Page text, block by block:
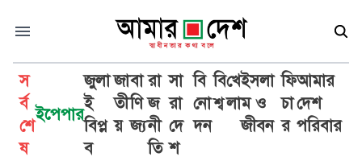
স
র্ব
শে
ষ
ইপেপার
জুলা
ই
বিপ্ল
ব
জা
তী
য়
বা
ণি
জ্য
রা
জ
নী
তি
সা
রা
দে
শ
বি
নো
দন
বি
শ্ব
খে
লা
ইসলা
ম ও
জীবন
ফি
চা
র
আমার
দেশ
পরিবার
ঈদগাহ ময়দান